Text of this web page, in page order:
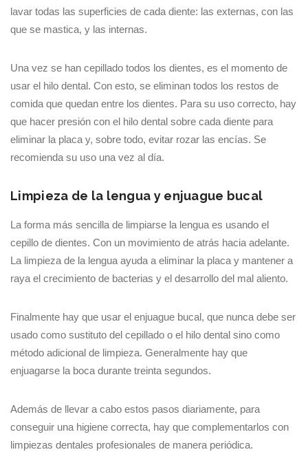
lavar todas las superficies de cada diente: las externas, con las
que se mastica, y las internas.
Una vez se han cepillado todos los dientes, es el momento de
usar el hilo dental. Con esto, se eliminan todos los restos de
comida que quedan entre los dientes. Para su uso correcto, hay
que hacer presión con el hilo dental sobre cada diente para
eliminar la placa y, sobre todo, evitar rozar las encías. Se
recomienda su uso una vez al día.
Limpieza de la lengua y enjuague bucal
La forma más sencilla de limpiarse la lengua es usando el
cepillo de dientes. Con un movimiento de atrás hacia adelante.
La limpieza de la lengua ayuda a eliminar la placa y mantener a
raya el crecimiento de bacterias y el desarrollo del mal aliento.
Finalmente hay que usar el enjuague bucal, que nunca debe ser
usado como sustituto del cepillado o el hilo dental sino como
método adicional de limpieza. Generalmente hay que
enjuagarse la boca durante treinta segundos.
Además de llevar a cabo estos pasos diariamente, para
conseguir una higiene correcta, hay que complementarlos con
limpiezas dentales profesionales de manera periódica.